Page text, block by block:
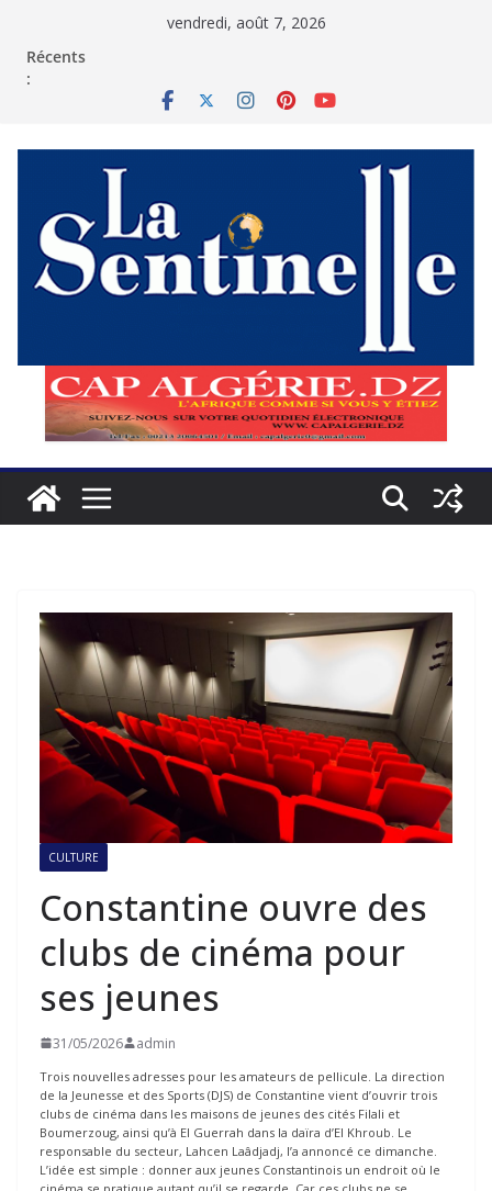
vendredi, août 7, 2026
Récents
:
CULTURE
Constantine ouvre des
clubs de cinéma pour
ses jeunes
31/05/2026 admin
Trois nouvelles adresses pour les amateurs de pellicule. La direction
de la Jeunesse et des Sports (DJS) de Constantine vient d’ouvrir trois
clubs de cinéma dans les maisons de jeunes des cités Filali et
Boumerzoug, ainsi qu’à El Guerrah dans la daïra d’El Khroub. Le
responsable du secteur, Lahcen Laâdjadj, l’a annoncé ce dimanche.
L’idée est simple : donner aux jeunes Constantinois un endroit où le